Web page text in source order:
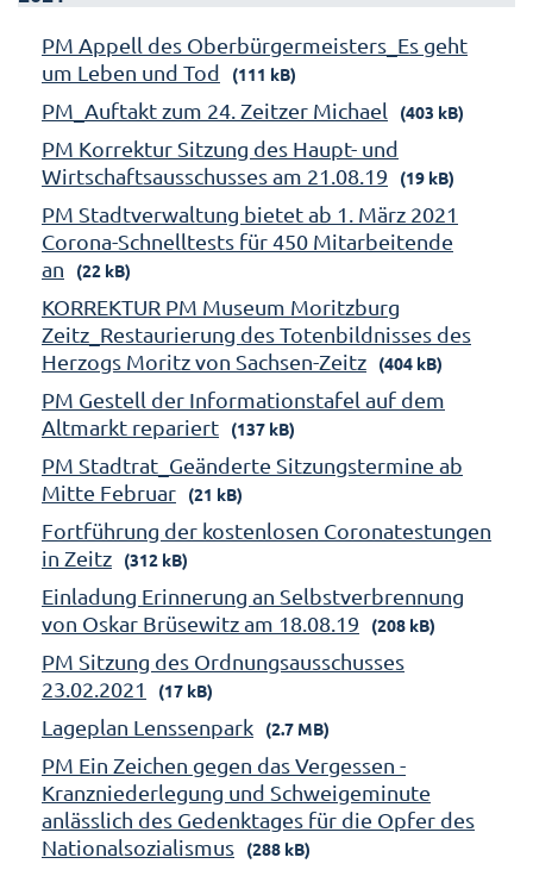
PM Appell des Oberbürgermeisters_Es geht
um Leben und Tod
(111 kB)
PM_Auftakt zum 24. Zeitzer Michael (403 kB)
PM Korrektur Sitzung des Haupt- und
Wirtschaftsausschusses am 21.08.19
(19 kB)
PM Stadtverwaltung bietet ab 1. März 2021
Corona-Schnelltests für 450 Mitarbeitende
an
(22 kB)
KORREKTUR PM Museum Moritzburg
Zeitz_Restaurierung des Totenbildnisses des
Herzogs Moritz von Sachsen-Zeitz
(404 kB)
PM Gestell der Informationstafel auf dem
Altmarkt repariert
(137 kB)
PM Stadtrat_Geänderte Sitzungstermine ab
Mitte Februar
(21 kB)
Fortführung der kostenlosen Coronatestungen
in Zeitz
(312 kB)
Einladung Erinnerung an Selbstverbrennung
von Oskar Brüsewitz am 18.08.19
(208 kB)
PM Sitzung des Ordnungsausschusses
23.02.2021
(17 kB)
Lageplan Lenssenpark (2.7 MB)
PM Ein Zeichen gegen das Vergessen -
Kranzniederlegung und Schweigeminute
anlässlich des Gedenktages für die Opfer des
Nationalsozialismus
(288 kB)